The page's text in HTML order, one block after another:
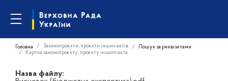
Головна Законопроєкти, проєкти інших актів
Пошук за реквізитами
Картка законопроєкту, проєкту іншого акта
Назва файлу: